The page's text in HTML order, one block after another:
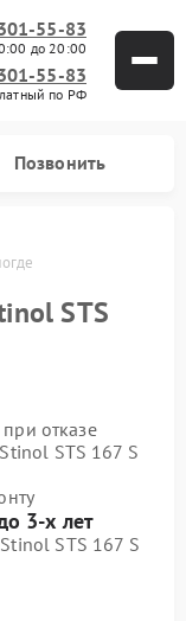
55-83
до 20:00
55-83
по РФ
Позвонить
STS
отказе
STS 167 S
3-х лет
STS 167 S